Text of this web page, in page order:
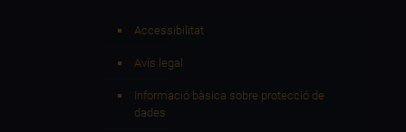
Accessibilitat
Avís legal
Informació bàsica sobre protecció de
dades